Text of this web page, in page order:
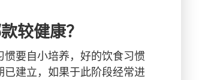
较健康？
要自小培养，好的饮食习惯
建立，如果于此阶段经常进